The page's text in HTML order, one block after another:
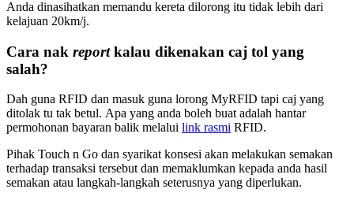
Anda dinasihatkan memandu kereta dilorong itu tidak lebih dari
kelajuan 20km/j.
Cara nak reportkalau dikenakan caj tol yang
salah?
Dah guna RFID dan masuk guna lorong MyRFID tapi caj yang
ditolak tu tak betul. Apa yang anda boleh buat adalah hantar
permohonan bayaran balik melalui link rasmi RFID.
Pihak Touch n Go dan syarikat konsesi akan melakukan semakan
terhadap transaksi tersebut dan memaklumkan kepada anda hasil
semakan atau langkah-langkah seterusnya yang diperlukan.